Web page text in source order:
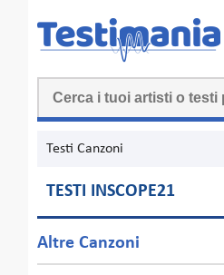
Testi Canzoni
TESTI INSCOPE21
Altre Canzoni